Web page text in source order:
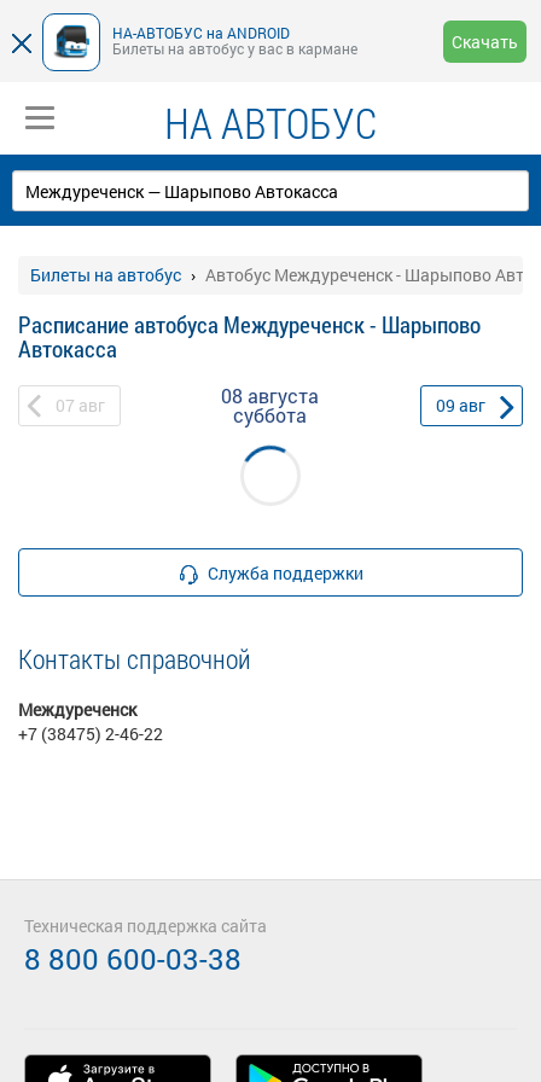
НА-АВТОБУС на ANDROID
Билеты на автобус у вас в кармане
Скачать
НА АВТОБУС
Билеты на автобус Автобус Междуреченск - Шарыпово
Расписание автобуса Междуреченск - Шарыпово
Автокасса
07 авг 08 августа
суббота 09 авг
Служба поддержки
Контакты справочной
Междуреченск
+7 (38475) 2-46-22
Техническая поддержка сайта
8 800 600-03-38